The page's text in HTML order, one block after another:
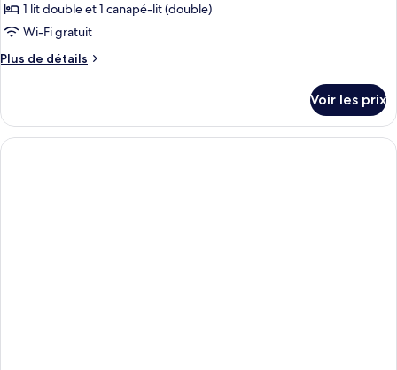
1 lit double et 1 canapé-lit (double)
Wi-Fi gratuit
Plus de détails
Plus
le
type
de
Voir les prix